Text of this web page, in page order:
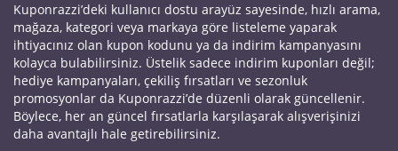
Kuponrazzi’deki kullanıcı dostu arayüz sayesinde, hızlı arama,
mağaza, kategori veya markaya göre listeleme yaparak
ihtiyacınız olan kupon kodunu ya da indirim kampanyasını
kolayca bulabilirsiniz. Üstelik sadece indirim kuponları değil;
hediye kampanyaları, çekiliş fırsatları ve sezonluk
promosyonlar da Kuponrazzi’de düzenli olarak güncellenir.
Böylece, her an güncel fırsatlarla karşılaşarak alışverişinizi
daha avantajlı hale getirebilirsiniz.